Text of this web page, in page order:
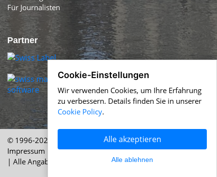
Für Journalisten
Partner
© 1996-2026 Swiss-Press.com & Help.ch Über uns
Impressum
AGB|Nutzung|Cookie Policy|Datenschutz
| Alle Angaben ohne Gewähr
Cookie-Einstellungen
Wir verwenden Cookies, um Ihre Erfahrung
zu verbessern. Details finden Sie in unserer
Cookie Policy.
Alle akzeptieren
Alle ablehnen